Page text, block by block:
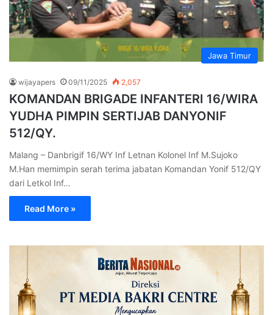
Jawa Timur
wijayapers 09/11/2025 2,057
KOMANDAN BRIGADE INFANTERI 16/WIRA
YUDHA PIMPIN SERTIJAB DANYONIF
512/QY.
Malang – Danbrigif 16/WY Inf Letnan Kolonel Inf M.Sujoko
M.Han memimpin serah terima jabatan Komandan Yonif 512/QY
dari Letkol Inf…
Read More »